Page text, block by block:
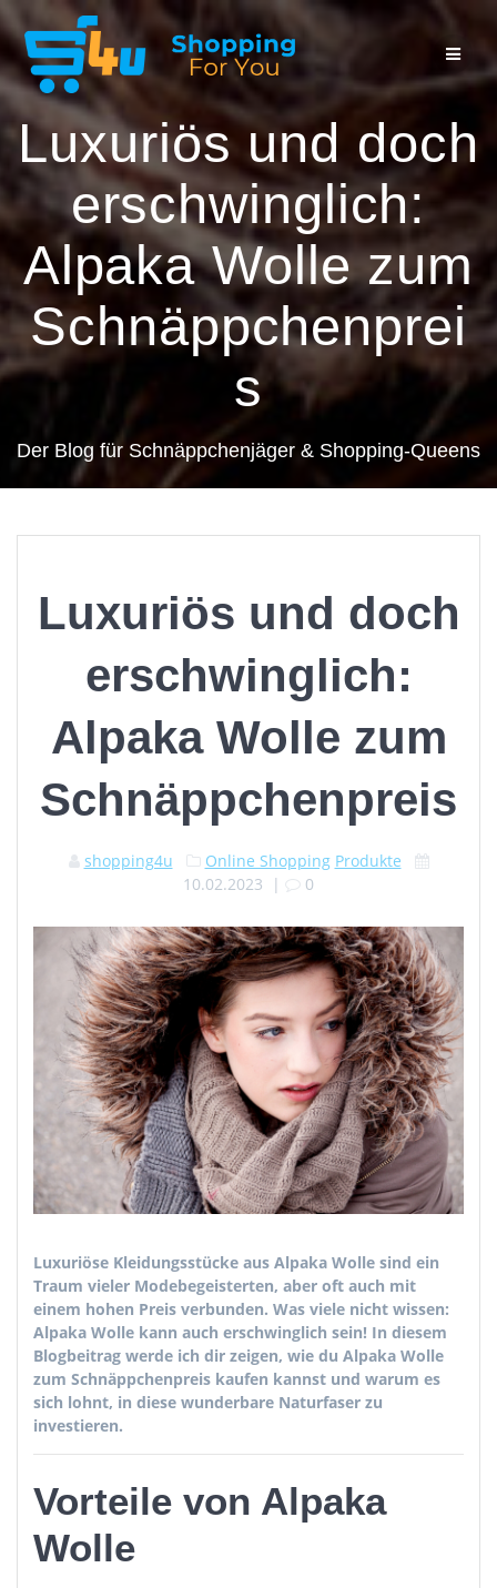
Zum
Inhalt
springen
Luxuriös und doch
erschwinglich:
Alpaka Wolle zum
Schnäppchenprei
s
Der Blog für Schnäppchenjäger & Shopping-Queens
Luxuriös und doch
erschwinglich:
Alpaka Wolle zum
Schnäppchenpreis
shopping4u Online Shopping Produkte
10.02.2023 | 0
Luxuriöse Kleidungsstücke aus Alpaka Wolle sind ein
Traum vieler Modebegeisterten, aber oft auch mit
einem hohen Preis verbunden. Was viele nicht wissen:
Alpaka Wolle kann auch erschwinglich sein! In diesem
Blogbeitrag werde ich dir zeigen, wie du Alpaka Wolle
zum Schnäppchenpreis kaufen kannst und warum es
sich lohnt, in diese wunderbare Naturfaser zu
investieren.
Vorteile von Alpaka
Wolle